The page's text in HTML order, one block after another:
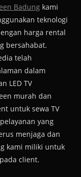
Badung kami
teknologi
harga rental
bersahabat.
telah
dalam
LED TV
murah dan
untuk sewa TV
yang
menjaga dan
kami miliki untuk
client.